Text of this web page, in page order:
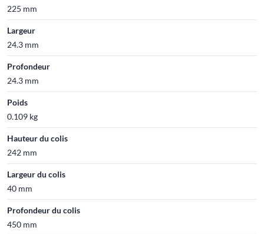
225 mm
Largeur
24.3 mm
Profondeur
24.3 mm
Poids
0.109 kg
Hauteur du colis
242 mm
Largeur du colis
40 mm
Profondeur du colis
450 mm